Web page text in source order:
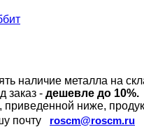
наличие металла на
заказ - дешевле до 10%.
ниже,
почту
roscm@roscm.ru